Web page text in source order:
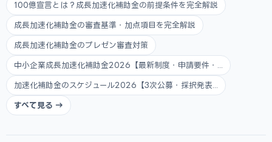
100億宣言とは？成長加速化補助金の前提条件を完全解説
成長加速化補助金の審査基準・加点項目を完全解説
成長加速化補助金のプレゼン審査対策
中小企業成長加速化補助金2026【最新制度・申請要件・...
加速化補助金のスケジュール2026【3次公募・採択発表...
すべて見る →